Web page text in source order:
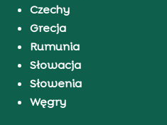
Czechy
Grecja
Rumunia
Słowacja
Słowenia
Węgry